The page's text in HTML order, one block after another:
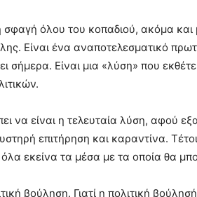
όλου του κοπαδιού, ακόμα
Είναι ένα αναποτελεσματικό
σήμερα. Είναι μια «λύση» που
να είναι η τελευταία λύση, αφού
επιτήρηση και καραντίνα.
εκείνα τα μέσα με τα οποία θα
βούληση. Γιατί η πολιτική